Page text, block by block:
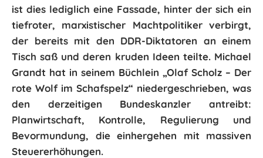
ist dies lediglich eine Fassade, hinter der sich ein
tiefroter, marxistischer Machtpolitiker verbirgt,
der bereits mit den DDR-Diktatoren an einem
Tisch saß und deren kruden Ideen teilte. Michael
Grandt hat in seinem Büchlein „Olaf Scholz – Der
rote Wolf im Schafspelz“ niedergeschrieben, was
den derzeitigen Bundeskanzler antreibt:
Planwirtschaft, Kontrolle, Regulierung und
Bevormundung, die einhergehen mit massiven
Steuererhöhungen.